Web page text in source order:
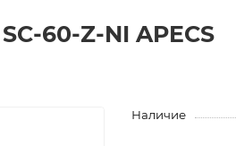
60-Z-NI APECS
Наличие